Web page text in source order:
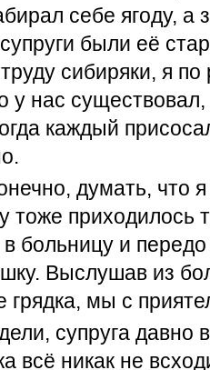
себе ягоду, а
были её
сибиряки, я
у нас
каждый
думать, что
тоже приходилось
в больницу и
Выслушав из
грядка, мы с
супруга давно
всё никак не